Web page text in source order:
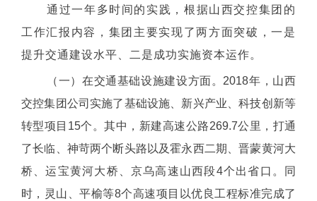
通过一年多时间的实践，根据山西交控集团的
工作汇报内容，集团主要实现了两方面突破，一是
提升交通建设水平、二是成功实施资本运作。
（一）在交通基础设施建设方面。2018年，山西
交控集团公司实施了基础设施、新兴产业、科技创新等
转型项目15个。其中，新建高速公路269.7公里，打通
了长临、神苛两个断头路以及霍永西二期、晋蒙黄河大
桥、运宝黄河大桥、京乌高速山西段4个出省口。同
时，灵山、平榆等8个高速项目以优良工程标准完成了